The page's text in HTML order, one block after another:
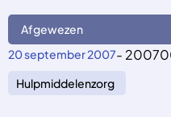
Nieuws
Vacatures
Afgewezen
20 september 2007-
Hulpmiddelenzorg